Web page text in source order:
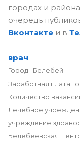
городах и
очередь
Вконтакте и в
врач
Город: Белебей
Заработная плата:
Количество
Лечебное
учреждение
Белебеевская